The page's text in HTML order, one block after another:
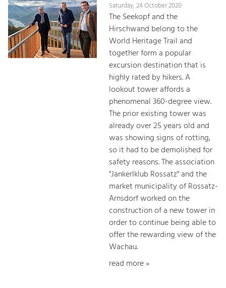
Saturday, 24 October 2020
The Seekopf and the
Hirschwand belong to the
World Heritage Trail and
together form a popular
excursion destination that is
highly rated by hikers. A
lookout tower affords a
phenomenal 360-degree view.
The prior existing tower was
already over 25 years old and
was showing signs of rotting,
so it had to be demolished for
safety reasons. The association
"Jankerlklub Rossatz" and the
market municipality of Rossatz-
Arnsdorf worked on the
construction of a new tower in
order to continue being able to
offer the rewarding view of the
Wachau.
read more »